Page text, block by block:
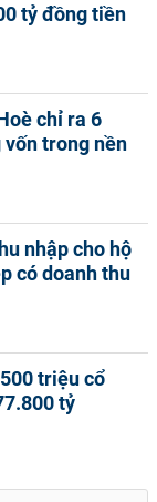
tỷ đồng tiền
chỉ ra 6
vốn trong nền
nhập cho hộ
có doanh thu
triệu cổ
tỷ